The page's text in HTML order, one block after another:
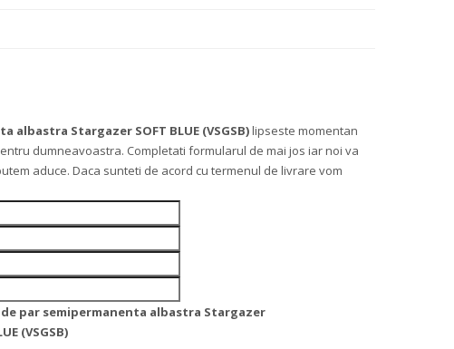
albastra Stargazer SOFT BLUE (VSGSB)lipseste momentan
dumneavoastra. Completati formularul de mai jos iar noi va
aduce. Daca sunteti de acord cu termenul de livrare vom
de par semipermanenta albastra Stargazer
(VSGSB)